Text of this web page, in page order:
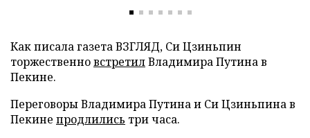
Как писала газета ВЗГЛЯД, Си Цзиньпин
торжественновстретилВладимира Путина в
Пекине.
Переговоры Владимира Путина и Си Цзиньпина в
Пекине продлились три часа.